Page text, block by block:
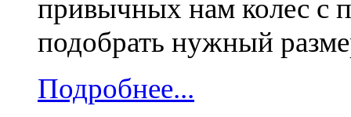
привычных нам колес с
подобрать нужный
Подробнее...